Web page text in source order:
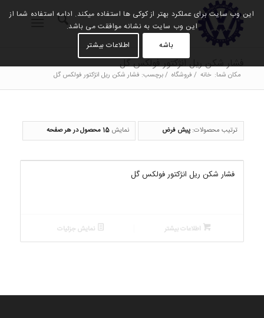
فشار شکن ریل انژکتور فولکس گل
مکان شما: خانه / فروشگاه /برچسب: فشار شکن ریل انژکتور فولکس گل
ترتیب محصولات: پیش فرض نمایش 15 محصول در هر صفحه
فشار شکن ریل انژکتور فولکس گل
اطلاعات بیشتر نمایش جزئیات
این وب سایت برای عملکرد بهتر از کوکی ها استفاده میکند. ادامه استفاده شما از
این وب سایت به نشانه موافقت می باشد.
باشه
اطلاعات بیشتر